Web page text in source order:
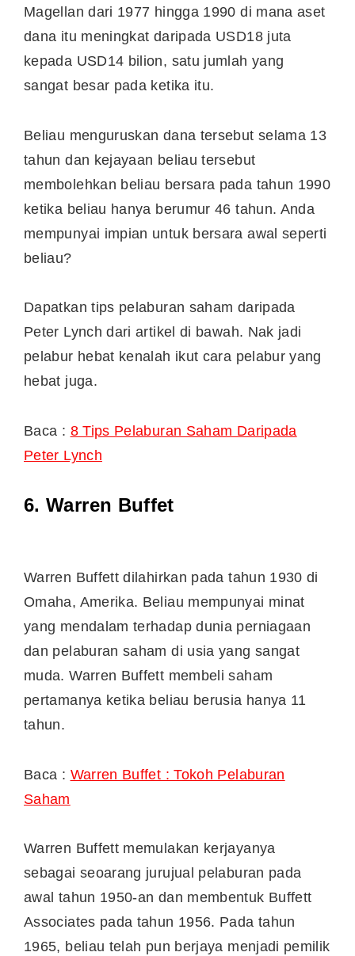
Magellan dari 1977 hingga 1990 di mana aset
dana itu meningkat daripada USD18 juta
kepada USD14 bilion, satu jumlah yang
sangat besar pada ketika itu.
Beliau menguruskan dana tersebut selama 13
tahun dan kejayaan beliau tersebut
membolehkan beliau bersara pada tahun 1990
ketika beliau hanya berumur 46 tahun. Anda
mempunyai impian untuk bersara awal seperti
beliau?
Dapatkan tips pelaburan saham daripada
Peter Lynch dari artikel di bawah. Nak jadi
pelabur hebat kenalah ikut cara pelabur yang
hebat juga.
Baca : 8 Tips Pelaburan Saham Daripada
Peter Lynch
6. Warren Buffet
Warren Buffett dilahirkan pada tahun 1930 di
Omaha, Amerika. Beliau mempunyai minat
yang mendalam terhadap dunia perniagaan
dan pelaburan saham di usia yang sangat
muda. Warren Buffett membeli saham
pertamanya ketika beliau berusia hanya 11
tahun.
Baca : Warren Buffet : Tokoh Pelaburan
Saham
Warren Buffett memulakan kerjayanya
sebagai seoarang jurujual pelaburan pada
awal tahun 1950-an dan membentuk Buffett
Associates pada tahun 1956. Pada tahun
1965, beliau telah pun berjaya menjadi pemilik